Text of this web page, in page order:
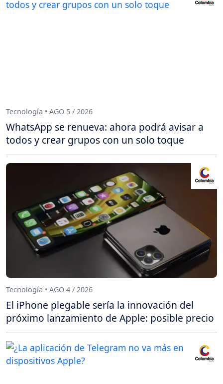
Tecnología • AGO 5 / 2026
WhatsApp se renueva: ahora podrá avisar a
todos y crear grupos con un solo toque
Tecnología • AGO 4 / 2026
El iPhone plegable sería la innovación del
próximo lanzamiento de Apple: posible precio